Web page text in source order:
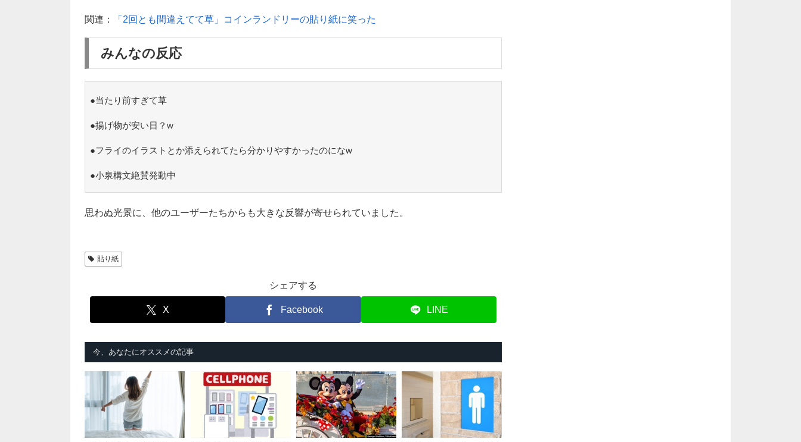
関連： 「2回とも間違えてて草」コインランドリーの貼り紙に笑った
みんなの反応
●当たり前すぎて草
●揚げ物が安い日？w
●フライのイラストとか添えられてたら分かりやすかったのになw
●小泉構文絶賛発動中
思わぬ光景に、他のユーザーたちからも大きな反響が寄せられていました。
貼り紙
シェアする
X Facebook LINE
今、あなたにオススメの記事